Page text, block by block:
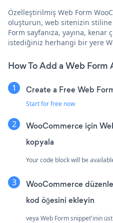
Özelleştirilmiş Web Form
oluşturun, web sitenizin
Form sayfanıza, yayına,
istediğiniz herhangi bir yere
How To Add a Web
Create a Free Web
Start for free now
WooCommerce için
kopyala
Your code block will be
WooCommerce
kod öğesini ekleyin
veya Web Form snippet'inin